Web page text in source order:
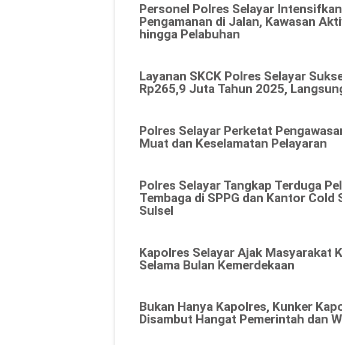
Personel Polres Selayar
Pengamanan di Jalan, Kawasan
hingga Pelabuhan
Layanan SKCK Polres Selayar
Rp265,9 Juta Tahun 2025,
Polres Selayar Perketat
Muat dan Keselamatan Pelayaran
Polres Selayar Tangkap Terduga
Tembaga di SPPG dan Kantor Cold
Sulsel
Kapolres Selayar Ajak Masyarakat
Selama Bulan Kemerdekaan
Bukan Hanya Kapolres, Kunker
Disambut Hangat Pemerintah dan